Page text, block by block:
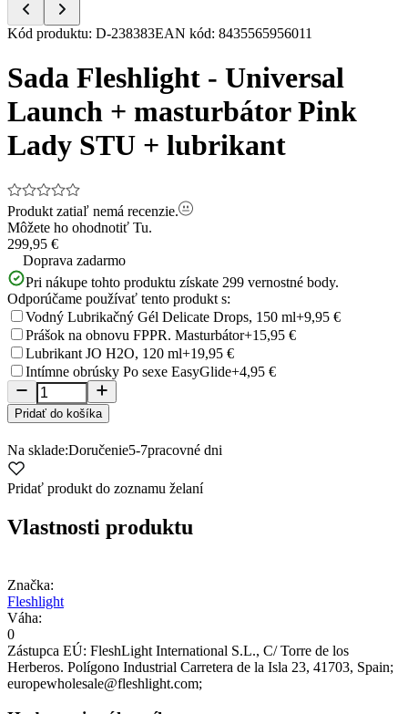
Item
of
4
Kód produktu: D-238383EAN kód: 8435565956011
Sada Fleshlight - Universal
Launch + masturbátor Pink
Lady STU + lubrikant
Produkt zatiaľ nemá recenzie.
Môžete ho ohodnotiť Tu.
299,95 €
Doprava zadarmo
Pri nákupe tohto produktu získate 299 vernostné body.
Odporúčame používať tento produkt s:
Vodný Lubrikačný Gél Delicate Drops, 150 ml+9,95 €
Prášok na obnovu FPPR. Masturbátor+15,95 €
Lubrikant JO H2O, 120 ml+19,95 €
Intímne obrúsky Po sexe EasyGlide+4,95 €
Pridať do košíka
Na sklade:Doručenie5-7pracovné dni
Pridať produkt do zoznamu želaní
Vlastnosti produktu
Značka:
Fleshlight
Váha:
0
Zástupca EÚ: FleshLight International S.L., C/ Torre de los
Herberos. Polígono Industrial Carretera de la Isla 23, 41703, Spain;
europewholesale@fleshlight.com;